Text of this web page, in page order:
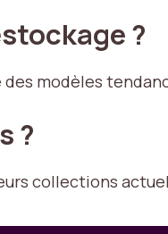
?
modèles
?
collections